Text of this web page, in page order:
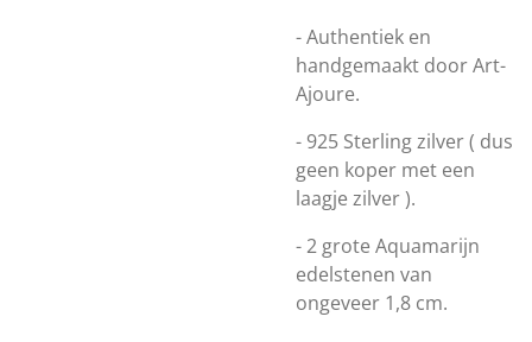
- Authentiek en
handgemaakt door Art-
Ajoure.
- 925 Sterling zilver ( dus
geen koper met een
laagje zilver ).
- 2 grote Aquamarijn
edelstenen van
ongeveer 1,8 cm.